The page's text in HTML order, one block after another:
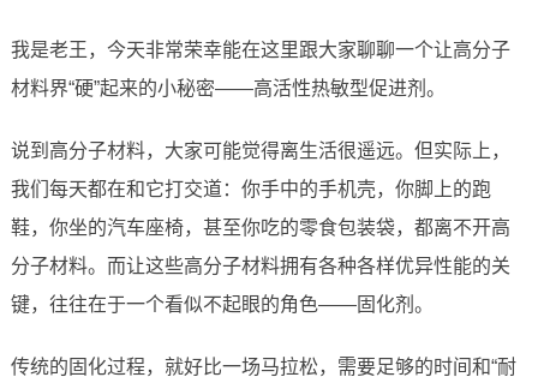
我是老王，今天非常荣幸能在这里跟大家聊聊一个让高分子
材料界“硬”起来的小秘密——高活性热敏型促进剂。
说到高分子材料，大家可能觉得离生活很遥远。但实际上，
我们每天都在和它打交道：你手中的手机壳，你脚上的跑
鞋，你坐的汽车座椅，甚至你吃的零食包装袋，都离不开高
分子材料。而让这些高分子材料拥有各种各样优异性能的关
键，往往在于一个看似不起眼的角色——固化剂。
传统的固化过程，就好比一场马拉松，需要足够的时间和“耐